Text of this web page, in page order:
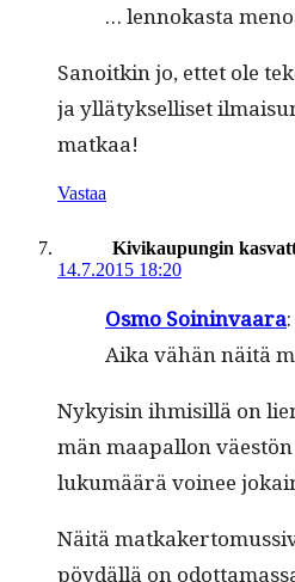
… lennokas­ta
Sanoitkin jo, ettet ole
ja yllä­tyk­sel­liset
matkaa!
Vastaa
Kivikaupungin
14.7.2015 18:20
Osmo Soin­in­vaara:
Aika vähän näitä
Nyky­isin ihmisil­lä on
män maa­pal­lon
lukumäärä voinee
Näitä
pöy­däl­lä on